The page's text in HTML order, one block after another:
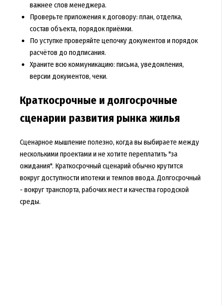
важнее слов менеджера.
Проверьте приложения к договору: план, отделка,
состав объекта, порядок приёмки.
По уступке проверяйте цепочку документов и порядок
расчётов до подписания.
Храните всю коммуникацию: письма, уведомления,
версии документов, чеки.
Краткосрочные и долгосрочные
сценарии развития рынка жилья
Сценарное мышление полезно, когда вы выбираете между
несколькими проектами и не хотите переплатить "за
ожидания". Краткосрочный сценарий обычно крутится
вокруг доступности ипотеки и темпов ввода. Долгосрочный
- вокруг транспорта, рабочих мест и качества городской
среды.